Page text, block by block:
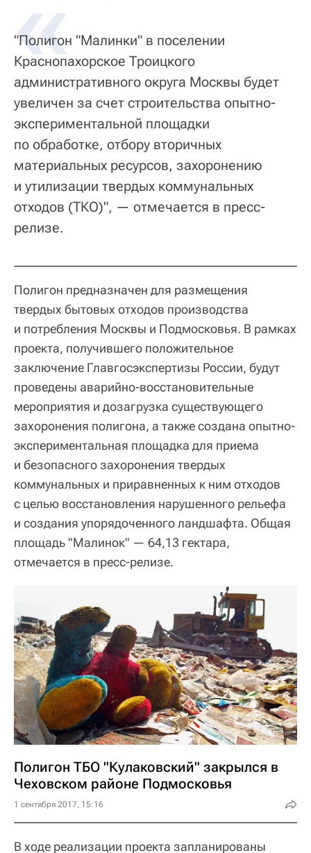
"Полигон "Малинки" в поселении
Краснопахорское Троицкого
административного округа Москвы будет
увеличен за счет строительства опытно-
экспериментальной площадки
по обработке, отбору вторичных
материальных ресурсов, захоронению
и утилизации твердых коммунальных
отходов (ТКО)", — отмечается в пресс-
релизе.
Полигон предназначен для размещения
твердых бытовых отходов производства
и потребления Москвы и Подмосковья. В рамках
проекта, получившего положительное
заключение Главгосэкспертизы России, будут
проведены аварийно-восстановительные
мероприятия и дозагрузка существующего
захоронения полигона, а также создана опытно-
экспериментальная площадка для приема
и безопасного захоронения твердых
коммунальных и приравненных к ним отходов
с целью восстановления нарушенного рельефа
и создания упорядоченного ландшафта. Общая
площадь "Малинок" — 64,13 гектара,
отмечается в пресс-релизе.
Полигон ТБО "Кулаковский" закрылся в
Чеховском районе Подмосковья
1 сентября 2017, 15:16
В ходе реализации проекта запланированы